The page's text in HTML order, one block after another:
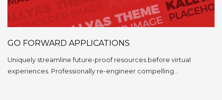
GO FORWARD APPLICATIONS
Uniquely streamline future-proof resources before virtual
experiences. Professionally re-engineer compelling…